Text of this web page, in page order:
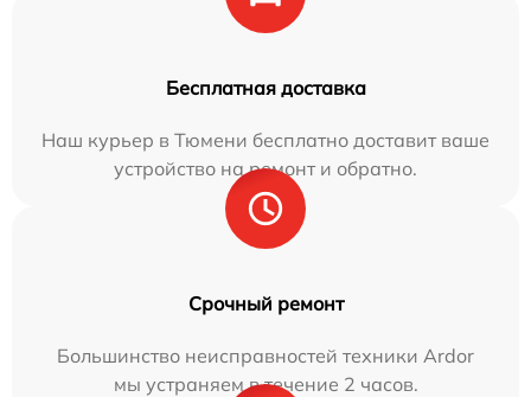
Бесплатная доставка
Наш курьер в Тюмени бесплатно доставит ваше
устройство на ремонт и обратно.
Срочный ремонт
Большинство неисправностей техники Ardor
мы устраняем в течение 2 часов.